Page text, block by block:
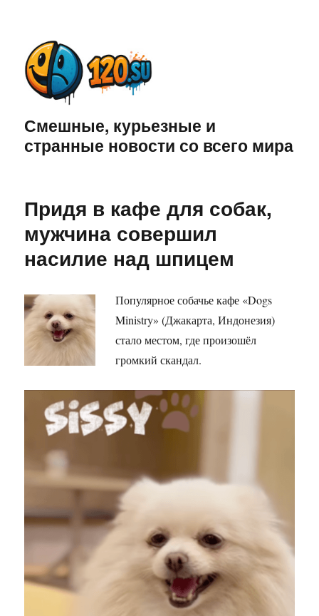
Смешные, курьезные и
странные новости со всего мира
Придя в кафе для собак,
мужчина совершил
насилие над шпицем
Популярное собачье кафе «Dogs
Ministry» (Джакарта, Индонезия)
стало местом, где произошёл
громкий скандал.